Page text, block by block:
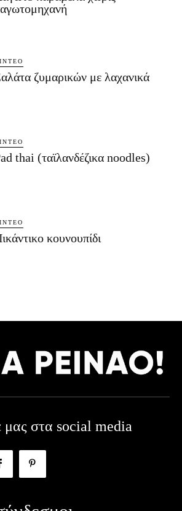
ζυμαρικών με λαχανικά
thai (ταϊλανδέζικα noodles)
κουνουπίδι
μας στα social media